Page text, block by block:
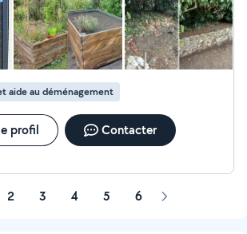
aide au déménagement
profil Contacter
2 3 4 5 6 Page